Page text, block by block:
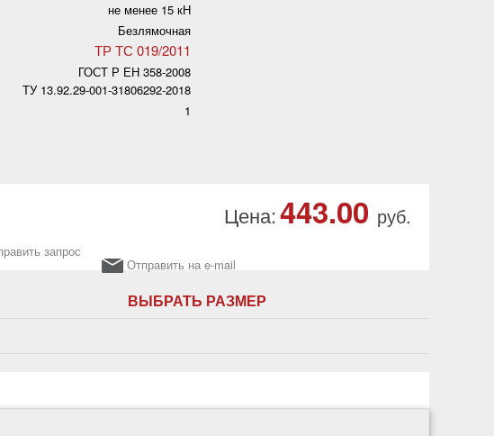
не менее 15 кН
Безлямочная
ТР ТС 019/2011
ГОСТ Р ЕН 358-2008
ТУ 13.92.29-001-31806292-2018
1
Цена:443.00 руб.
запрос
Отправить на e-mail
ВЫБРАТЬ РАЗМЕР